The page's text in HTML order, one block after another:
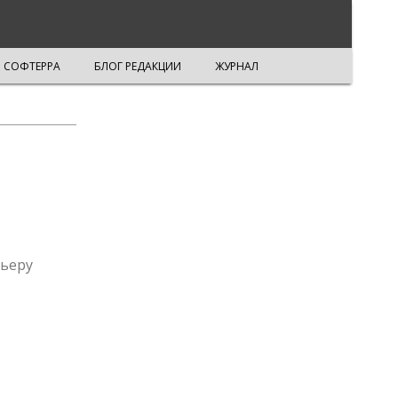
СОФТЕРРА БЛОГ РЕДАКЦИИ ЖУРНАЛ